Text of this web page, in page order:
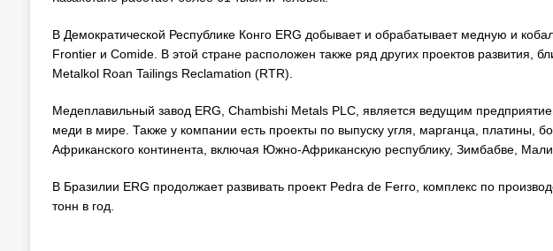
В Демократической Республике Конго ERG добывает и обрабатывает медную и
Frontier и Comide. В этой стране расположен также ряд других проектов развития,
Metalkol Roan Tailings Reclamation (RTR).
Медеплавильный завод ERG, Chambishi Metals PLC, является ведущим
меди в мире. Также у компании есть проекты по выпуску угля, марганца, платины,
Африканского континента, включая Южно-Африканскую республику, Зимбабве,
В Бразилии ERG продолжает развивать проект Pedra de Ferro, комплекс по
тонн в год.